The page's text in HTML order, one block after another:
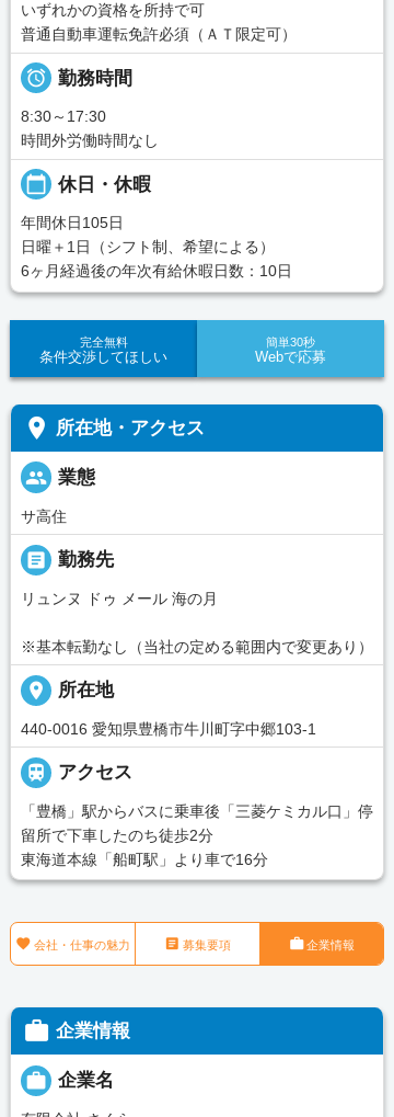
いずれかの資格を所持で可
普通自動車運転免許必須（ＡＴ限定可）
 勤務時間
8:30～17:30
時間外労働時間なし
calendar_today 休日・休暇
年間休日105日
日曜＋1日（シフト制、希望による）
6ヶ月経過後の年次有給休暇日数：10日
完全無料
条件交渉してほしい
簡単30秒
Webで応募
place 所在地・アクセス
people 業態
サ高住
_pin
勤務先
リュンヌ ドゥ メール 海の月
※基本転勤なし（当社の定める範囲内で変更あり）
place 所在地
440-0016 愛知県豊橋市牛川町字中郷103-1
 アクセス
「豊橋」駅からバスに乗車後「三菱ケミカル口」停
留所で下車したのち徒歩2分
東海道本線「船町駅」より車で16分
 会社・仕事の魅力  募集要項 企業情報
 企業情報
 企業名